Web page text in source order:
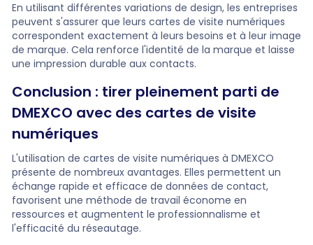
En utilisant différentes variations de design, les entreprises
peuvent s'assurer que leurs cartes de visite numériques
correspondent exactement à leurs besoins et à leur image
de marque. Cela renforce l'identité de la marque et laisse
une impression durable aux contacts.
Conclusion : tirer pleinement parti de
DMEXCO avec des cartes de visite
numériques
L'utilisation de cartes de visite numériques à DMEXCO
présente de nombreux avantages. Elles permettent un
échange rapide et efficace de données de contact,
favorisent une méthode de travail économe en
ressources et augmentent le professionnalisme et
l'efficacité du réseautage.